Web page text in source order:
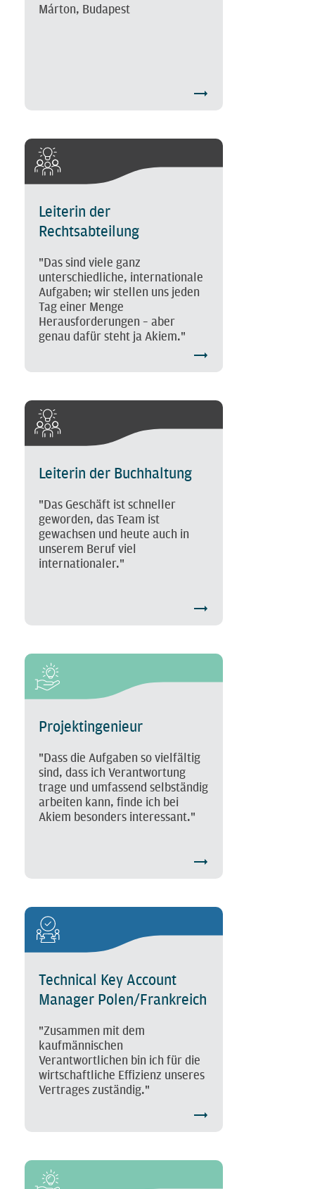
Márton, Budapest
Leiterin der
Rechtsabteilung
"Das sind viele ganz
unterschiedliche, internationale
Aufgaben; wir stellen uns jeden
Tag einer Menge
Herausforderungen – aber
genau dafür steht ja Akiem."
Leiterin der Buchhaltung
"Das Geschäft ist schneller
geworden, das Team ist
gewachsen und heute auch in
unserem Beruf viel
internationaler."
Projektingenieur
"Dass die Aufgaben so vielfältig
sind, dass ich Verantwortung
trage und umfassend selbständig
arbeiten kann, finde ich bei
Akiem besonders interessant."
Technical Key Account
Manager Polen/Frankreich
"Zusammen mit dem
kaufmännischen
Verantwortlichen bin ich für die
wirtschaftliche Effizienz unseres
Vertrages zuständig."